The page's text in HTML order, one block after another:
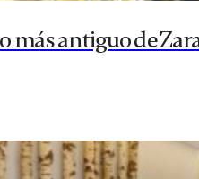
más antiguo de